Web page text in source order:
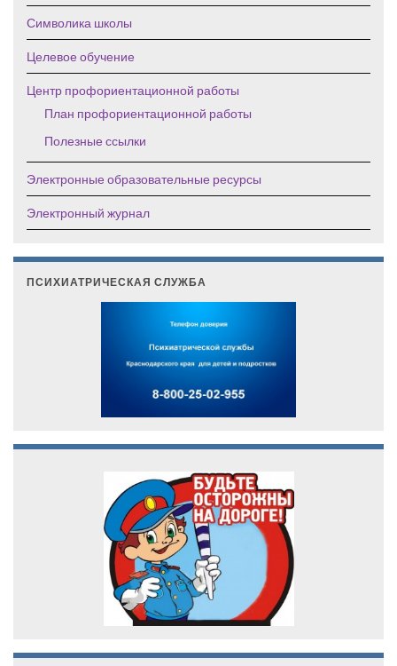
Символика школы
Целевое обучение
Центр профориентационной работы
План профориентационной работы
Полезные ссылки
Электронные образовательные ресурсы
Электронный журнал
ПСИХИАТРИЧЕСКАЯ СЛУЖБА